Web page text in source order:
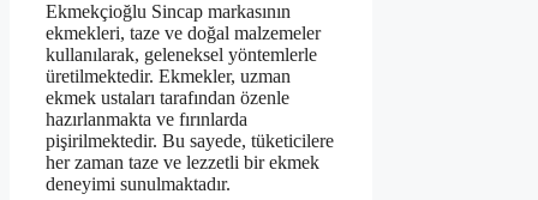
Ekmekçioğlu Sincap markasının
ekmekleri, taze ve doğal malzemeler
kullanılarak, geleneksel yöntemlerle
üretilmektedir. Ekmekler, uzman
ekmek ustaları tarafından özenle
hazırlanmakta ve fırınlarda
pişirilmektedir. Bu sayede, tüketicilere
her zaman taze ve lezzetli bir ekmek
deneyimi sunulmaktadır.